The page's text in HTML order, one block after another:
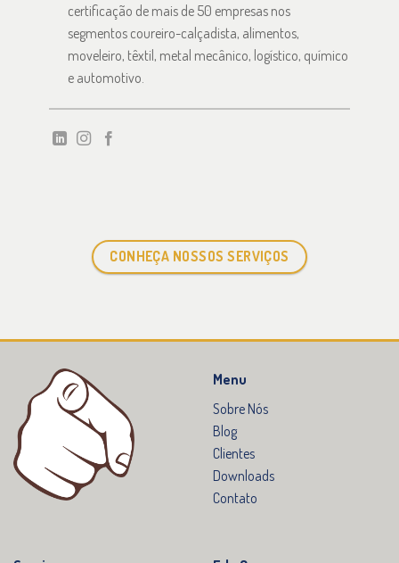
certificação de mais de 50 empresas nos
segmentos coureiro-calçadista, alimentos,
moveleiro, têxtil, metal mecânico, logístico, químico
e automotivo.
CONHEÇA NOSSOS SERVIÇOS
Menu
Sobre Nós
Blog
Clientes
Downloads
Contato